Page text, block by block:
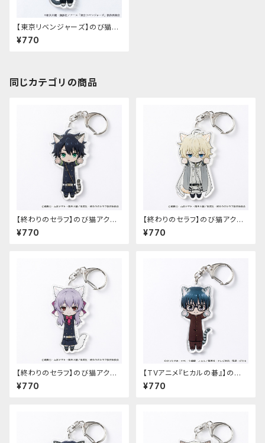
【東京リベンジャーズ】のび猫ア
クリルキーホルダー（場地 圭介）
¥770
同じカテゴリの商品
【終わりのセラフ】のび猫アクリ
ルキーホルダー（百夜優一郎）
¥770
【終わりのセラフ】のび猫アクリ
ルキーホルダー（百夜ミカエラ）
¥770
【終わりのセラフ】のび猫アクリ
ルキーホルダー（柊シノア）
¥770
【TVアニメ『ヒカルの碁』】のび
猫アクリルキーホルダー（筒井
公宏）
¥770